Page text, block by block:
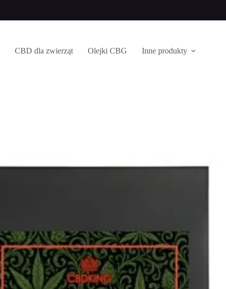
CBD dla zwierząt Olejki CBG Inne produkty